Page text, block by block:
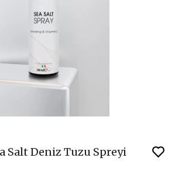
Salt Deniz Tuzu Spreyi